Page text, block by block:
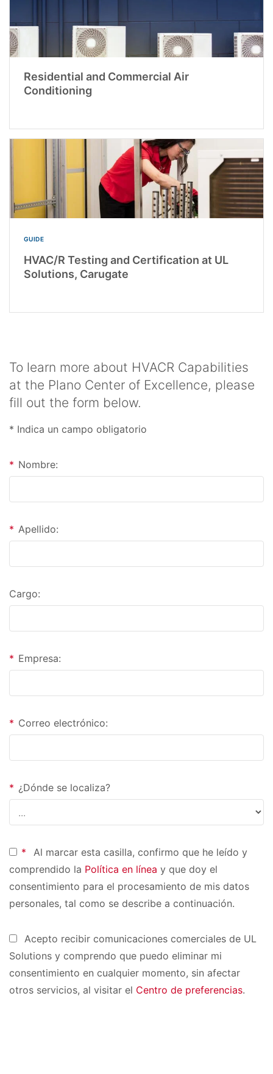
Residential and Commercial Air
Conditioning
GUIDE
HVAC/R Testing and Certification at UL
Solutions, Carugate
To learn more about HVACR Capabilities
at the Plano Center of Excellence, please
fill out the form below.
* Indica un campo obligatorio
* Nombre:
* Apellido:
Cargo:
* Empresa:
* Correo electrónico:
* ¿Dónde se localiza?
*
Al marcar esta casilla, confirmo que he leído y
comprendido la Política en línea y que doy el
consentimiento para el procesamiento de mis datos
personales, tal como se describe a continuación.
Acepto recibir comunicaciones comerciales de UL
Solutions y comprendo que puedo eliminar mi
consentimiento en cualquier momento, sin afectar
otros servicios, al visitar el Centro de preferencias.